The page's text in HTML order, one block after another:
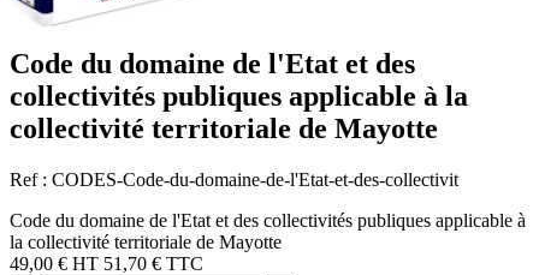
Code du domaine de l'Etat et des
collectivités publiques applicable à la
collectivité territoriale de Mayotte
Ref : CODES-Code-du-domaine-de-l'Etat-et-des-collectivit
Code du domaine de l'Etat et des collectivités publiques applicable à
la collectivité territoriale de Mayotte
49,00 € HT 51,70 € TTC